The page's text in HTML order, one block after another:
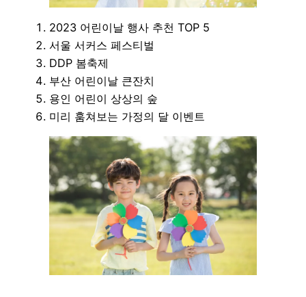
2023 어린이날 행사 추천 TOP 5
서울 서커스 페스티벌
DDP 봄축제
부산 어린이날 큰잔치
용인 어린이 상상의 숲
미리 훔쳐보는 가정의 달 이벤트